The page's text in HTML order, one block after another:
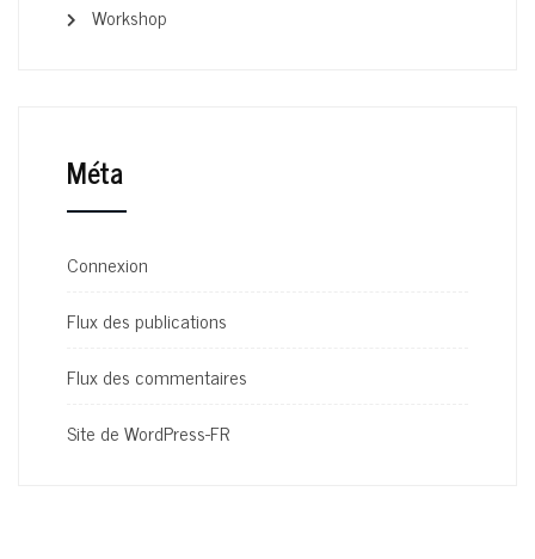
Workshop
Méta
Connexion
Flux des publications
Flux des commentaires
Site de WordPress-FR